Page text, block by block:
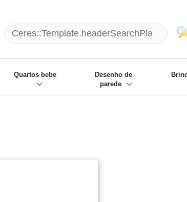
Quartos bebe
Desenho de
parede